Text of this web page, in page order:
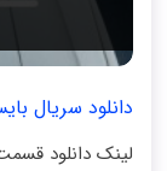
دانلود سریال
لینک دانلود قسمت 12 فصل 01